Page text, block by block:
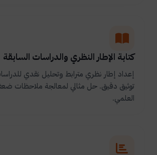
كتابة الإطار النظري والدراسات السابقة
إعداد إطار نظري مترابط وتحليل نقدي
توثيق دقيق. حل مثالي لمعالجة ملاحظات
العلمي.